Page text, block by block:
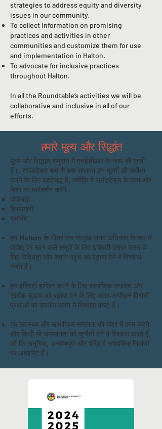
strategies to address equity and diversity
issues in our community.
To collect information on promising
practices and activities in other
communities and customize them for use
and implementation in Halton.
To advocate for inclusive practices
throughout Halton.
In all the Roundtable’s activities we will be
collaborative and inclusive in all of our
efforts.
हमारे मूल्य और सिद्धांत
मूल्य और सिद्धांत समुदाय में एचईडीआर के काम की कुंजी
हैं। राउंडटेबल कम से कम सालाना इन मूल्यों की समीक्षा
करने के लिए प्रतिबद्ध है, क्योंकि वे राउंडटेबल के काम और
दिशा का मार्गदर्शन करेंगे।
विविधता
हिस्सेदारी
समावेश
हम Halton के भीतर एक प्रमुख मानव अधिकार के रूप में
हाशिए पर रहने वाले समूहों के लिए इक्विटी प्राप्त करने के
लिए विविधता और समान पहुंच को बढ़ावा देने में विश्वास
करते हैं।
हम इक्विटी हासिल करने के लिए सामाजिक समावेश और
सार्थक जुड़ाव को बढ़ावा देने के लिए अंतर-उत्पीड़न विरोधी
प्रथाओं का उपयोग करने में विश्वास करते हैं।
हम स्वास्थ्य और सामाजिक समानता की दिशा में काम करने
और किसी भी असमानता को चुनौती देने में विश्वास करते हैं,
जो कि अनुचित, अन्यायपूर्ण और परिहार्य सामाजिक निर्माणों
पर आधारित हैं।